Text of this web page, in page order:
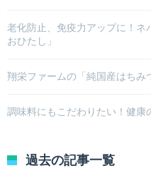
老化防止、免疫力アップに！ネ
おひたし」
翔栄ファームの「純国産はちみ
調味料にもこだわりたい！健康
過去の記事一覧